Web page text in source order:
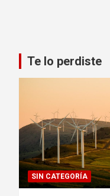
Te lo perdiste
SIN CATEGORÍA